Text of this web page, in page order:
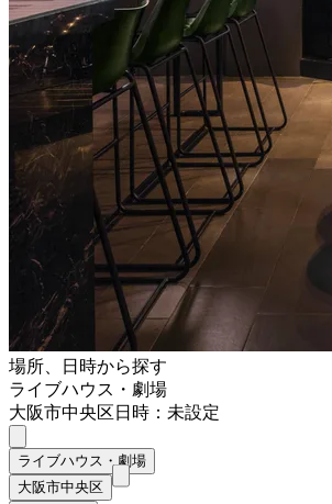
場所、日時から探す
ライブハウス・劇場
大阪市中央区日時：未設定
ライブハウス・劇場
大阪市中央区